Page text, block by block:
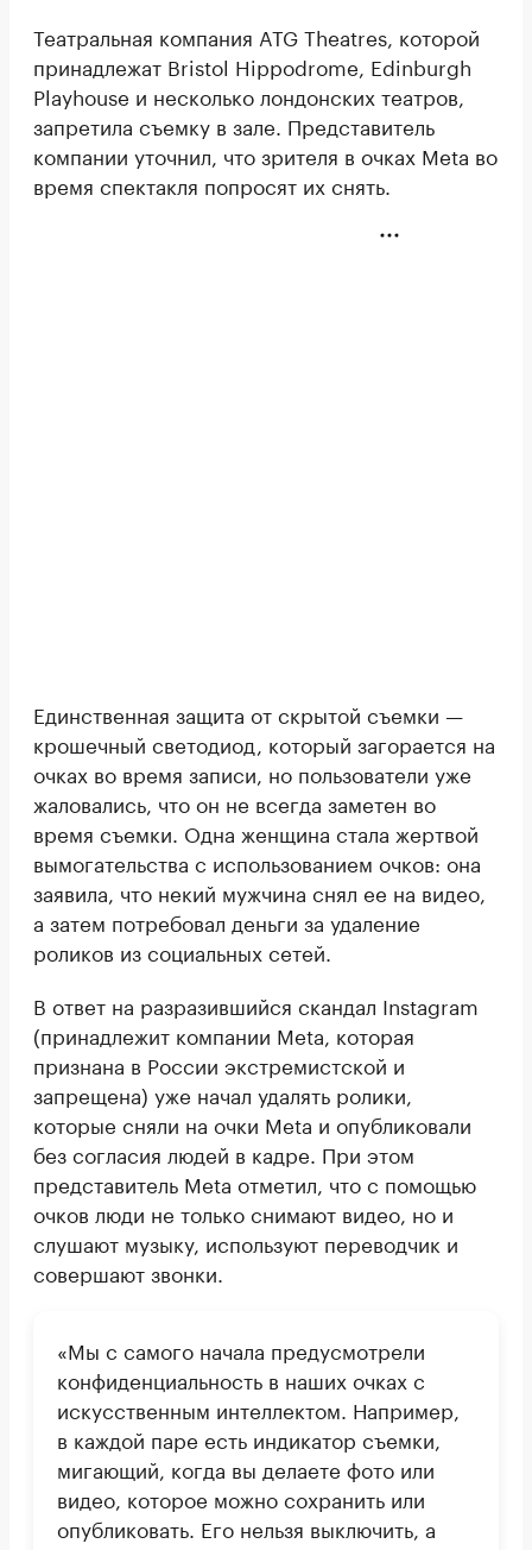
Театральная компания ATG Theatres, которой
принадлежат Bristol Hippodrome, Edinburgh
Playhouse и несколько лондонских театров,
запретила съемку в зале. Представитель
компании уточнил, что зрителя в очках Meta во
время спектакля попросят их снять.
Единственная защита от скрытой съемки —
крошечный светодиод, который загорается на
очках во время записи, но пользователи уже
жаловались, что он не всегда заметен во
время съемки. Одна женщина стала жертвой
вымогательства с использованием очков: она
заявила, что некий мужчина снял ее на видео,
а затем потребовал деньги за удаление
роликов из социальных сетей.
В ответ на разразившийся скандал Instagram
(принадлежит компании Meta, которая
признана в России экстремистской и
запрещена) уже начал удалять ролики,
которые сняли на очки Meta и опубликовали
без согласия людей в кадре. При этом
представитель Meta отметил, что с помощью
очков люди не только снимают видео, но и
слушают музыку, используют переводчик и
совершают звонки.
«Мы с самого начала предусмотрели
конфиденциальность в наших очках с
искусственным интеллектом. Например,
в каждой паре есть индикатор съемки,
мигающий, когда вы делаете фото или
видео, которое можно сохранить или
опубликовать. Его нельзя выключить, а